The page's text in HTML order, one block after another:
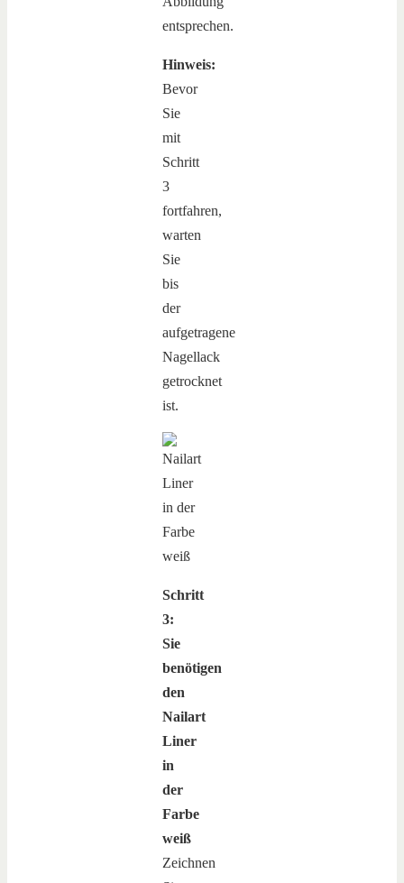
entsprechen.
Hinweis:
Bevor
Sie
mit
Schritt
3
fortfahren,
warten
Sie
bis
der
aufgetragene
Nagellack
getrocknet
ist.
Schritt
3:
Sie
benötigen
den
Nailart
Liner
in
der
Farbe
weiß
Zeichnen